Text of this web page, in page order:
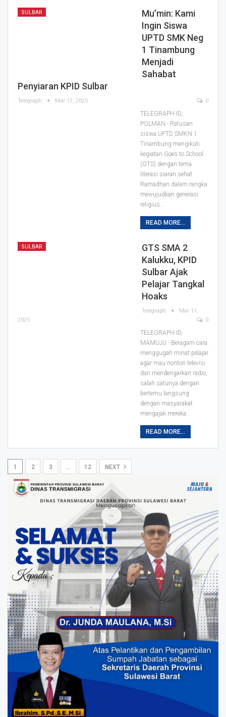
SULBAR
Mu’min: Kami
Ingin Siswa
UPTD SMK Neg
1 Tinambung
Menjadi
Sahabat
Penyiaran KPID Sulbar
Telegraph Mar 12, 2025 0
TELEGRAPH.ID,
POLMAN - Ratusan
siswa UPTD SMKN 1
Tinambung mengikuti
kegiatan Goes to School
(GTS) dengan tema
literasi siaran sehat
Ramadhan dalam rangka
mewujudkan generasi
religius…
READ MORE...
SULBAR
GTS SMA 2
Kalukku, KPID
Sulbar Ajak
Pelajar Tangkal
Hoaks
Telegraph
Mar 11,
2025
0
TELEGRAPH.ID,
MAMUJU - Beragam cara
menggugah minat pelajar
agar mau nonton televisi
dan mendengarkan radio,
salah satunya dengan
bertemu langsung
dengan masyarakat
mengajak mereka…
READ MORE...
1 2 3 … 12 NEXT